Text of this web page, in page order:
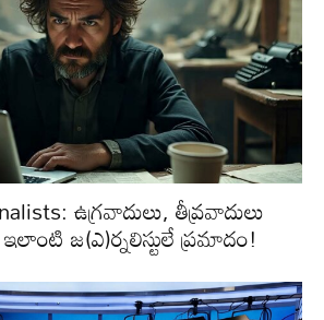
ఉగ్రవాదులు, తీవ్రవాదులు
జ(ఎ)ర్నలిస్టులే ప్రమాదం!